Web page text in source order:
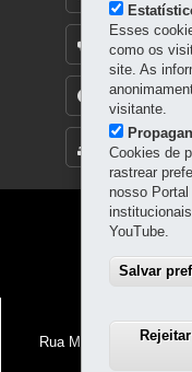
MAPA DO SITE
principal
Rua Maria Petroski,
Esses
como os
site. As
visitante.
Cookies de
rastrear
nosso
YouTube.
Salvar